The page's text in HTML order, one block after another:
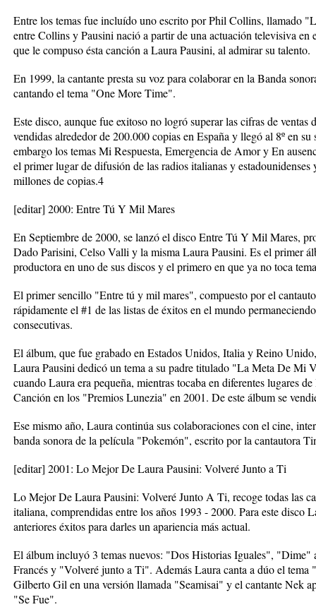
Entre los temas fue incluído uno escrito por Phil Collins, llamado
entre Collins y Pausini nació a partir de una actuación televisiva
que le compuso ésta canción a Laura Pausini, al admirar su talento.
En 1999, la cantante presta su voz para colaborar en la Banda
cantando el tema "One More Time".
Este disco, aunque fue exitoso no logró superar las cifras de
vendidas alrededor de 200.000 copias en España y llegó al 8º en
embargo los temas Mi Respuesta, Emergencia de Amor y En
el primer lugar de difusión de las radios italianas y estadounidenses
millones de copias.4
[editar] 2000: Entre Tú Y Mil Mares
En Septiembre de 2000, se lanzó el disco Entre Tú Y Mil Mares,
Dado Parisini, Celso Valli y la misma Laura Pausini. Es el primer
productora en uno de sus discos y el primero en que ya no toca
El primer sencillo "Entre tú y mil mares", compuesto por el
rápidamente el #1 de las listas de éxitos en el mundo
consecutivas.
El álbum, que fue grabado en Estados Unidos, Italia y Reino
Laura Pausini dedicó un tema a su padre titulado "La Meta De Mi
cuando Laura era pequeña, mientras tocaba en diferentes lugares
Canción en los "Premios Lunezia" en 2001. De este álbum se
Ese mismo año, Laura continúa sus colaboraciones con el cine,
banda sonora de la película "Pokemón", escrito por la cantautora
[editar] 2001: Lo Mejor De Laura Pausini: Volveré Junto a Ti
Lo Mejor De Laura Pausini: Volveré Junto A Ti, recoge todas las
italiana, comprendidas entre los años 1993 - 2000. Para este disco
anteriores éxitos para darles un apariencia más actual.
El álbum incluyó 3 temas nuevos: "Dos Historias Iguales", "Dime"
Francés y "Volveré junto a Ti". Además Laura canta a dúo el tema
Gilberto Gil en una versión llamada "Seamisai" y el cantante Nek
"Se Fue".